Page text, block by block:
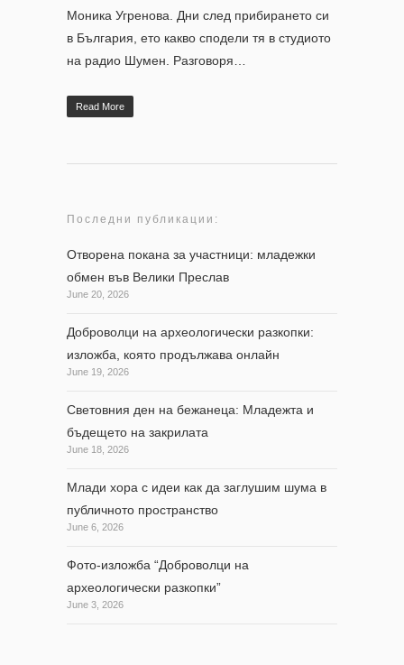
Моника Угренова. Дни след прибирането си
в България, ето какво сподели тя в студиото
на радио Шумен. Разговоря…
Read More
Последни публикации:
Отворена покана за участници: младежки
обмен във Велики Преслав
June 20, 2026
Доброволци на археологически разкопки:
изложба, която продължава онлайн
June 19, 2026
Световния ден на бежанеца: Младежта и
бъдещето на закрилата
June 18, 2026
Млади хора с идеи как да заглушим шума в
публичното пространство
June 6, 2026
Фото-изложба “Доброволци на
археологически разкопки”
June 3, 2026